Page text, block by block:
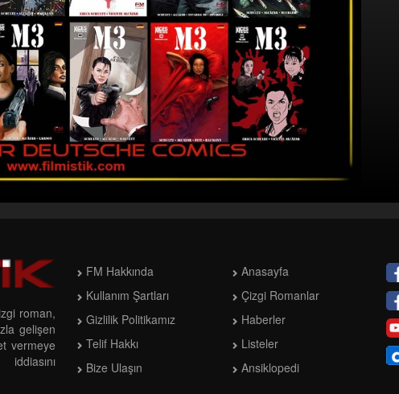
roman,
gelişen
vermeye
FM Hakkında
Kullanım Şartları
Gizlilik Politikamız
Telif Hakkı
Bize Ulaşın
Anasayfa
Çizgi Romanlar
Haberler
Listeler
Ansiklopedi